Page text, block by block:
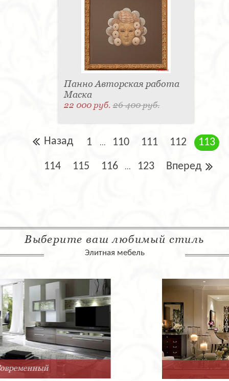
Панно Авторская работа
Маска
22 000 руб.26 400 руб.
Назад 1 ... 110 111 112 113
114 115 116 ... 123 Вперед
Выберите ваш любимый стиль
Элитная мебель